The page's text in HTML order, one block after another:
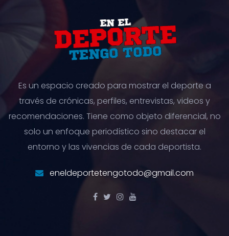
Es un espacio creado para mostrar el deporte a
través de crónicas, perfiles, entrevistas, videos y
recomendaciones. Tiene como objeto diferencial, no
solo un enfoque periodístico sino destacar el
entorno y las vivencias de cada deportista.
eneldeportetengotodo@gmail.com